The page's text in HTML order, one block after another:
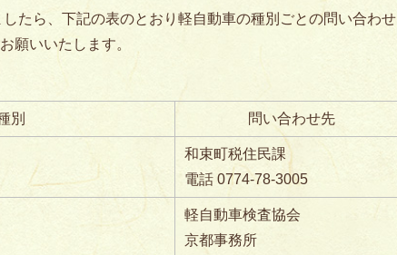
たら、下記の表のとおり軽自動車の種別ごとの問い合わせ
願いいたします。
別 問い合わせ先
和束町税住民課
電話 0774-78-3005
軽自動車検査協会
京都事務所